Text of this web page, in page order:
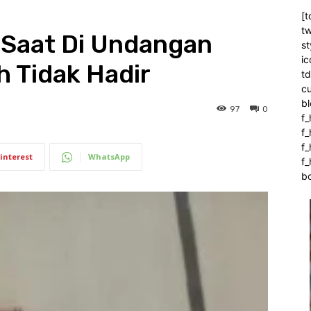
Di Undangan
Tidak Hadir
0
97
WhatsApp